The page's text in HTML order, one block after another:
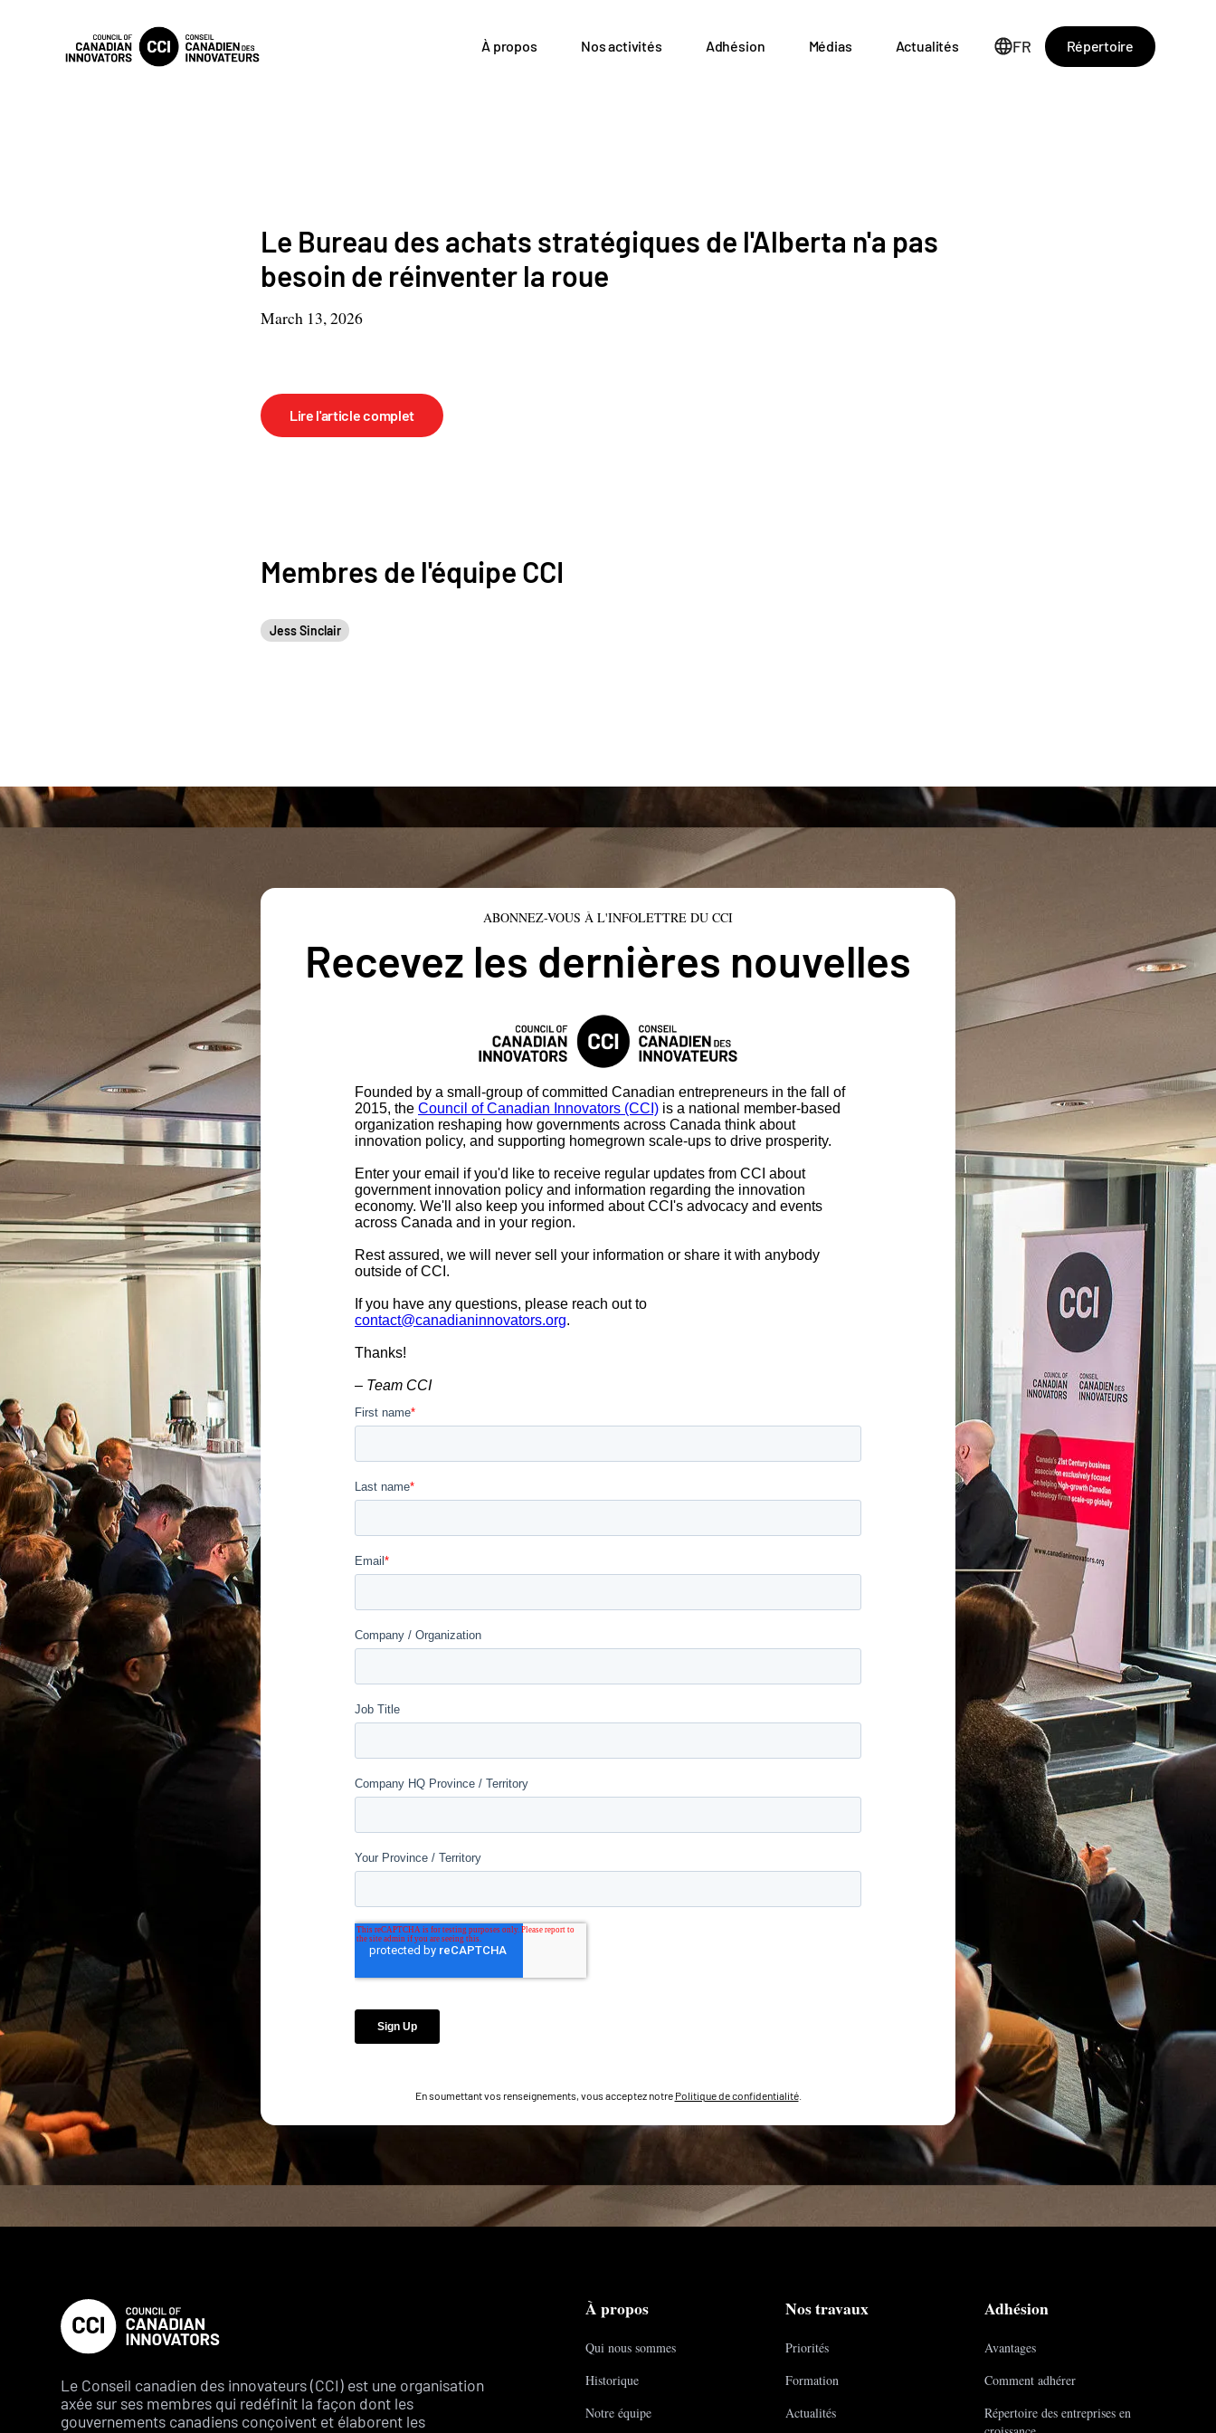
À propos Nos activités Adhésion Médias Actualités FR Répertoire
Le Bureau des achats stratégiques de l'Alberta n'a pas
besoin de réinventer la roue
March 13, 2026
Lire l'article complet
Membres de l'équipe CCI
Jess Sinclair
ABONNEZ-VOUS À L'INFOLETTRE DU CCI
Recevez les dernières nouvelles
En soumettant vos renseignements, vous acceptez notre Politique de confidentialité.
Le Conseil canadien des innovateurs (CCI) est une organisation
axée sur ses membres qui redéfinit la façon dont les
gouvernements canadiens conçoivent et élaborent les
À propos
Qui nous sommes
Historique
Notre équipe
Nos travaux
Priorités
Formation
Actualités
Adhésion
Avantages
Comment adhérer
Répertoire des entreprises en